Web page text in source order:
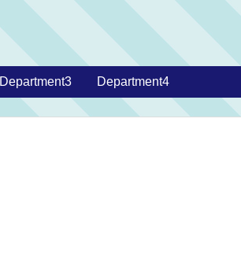
Department3 Department4